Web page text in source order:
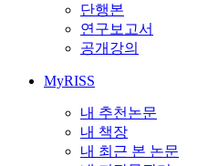
단행본
연구보고서
공개강의
MyRISS
내 추천논문
내 책장
내 최근 본 논문